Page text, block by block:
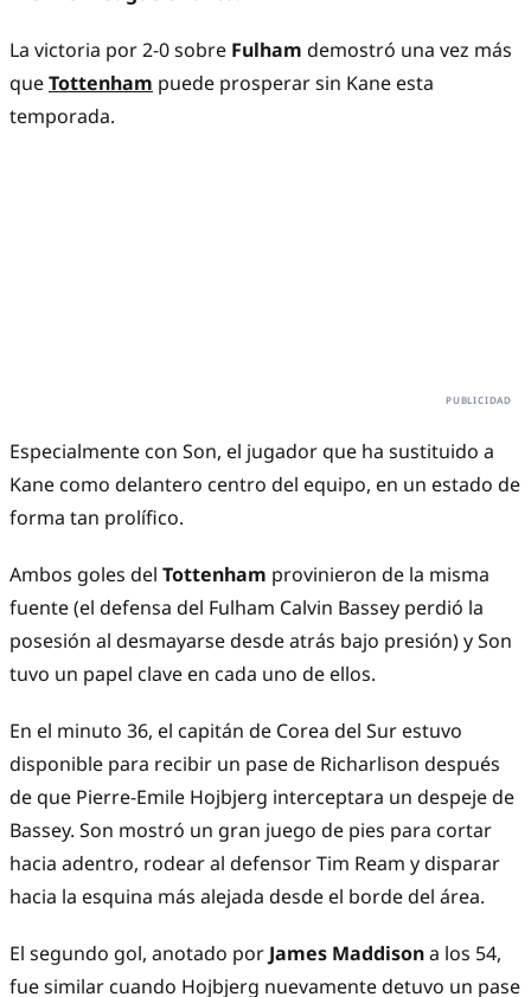
La victoria por 2-0 sobre Fulham demostró una vez más
queTottenham puede prosperar sin Kane esta
temporada.
Especialmente con Son, el jugador que ha sustituido a
Kane como delantero centro del equipo, en un estado de
forma tan prolífico.
Ambos goles del Tottenham provinieron de la misma
fuente (el defensa del Fulham Calvin Bassey perdió la
posesión al desmayarse desde atrás bajo presión) y Son
tuvo un papel clave en cada uno de ellos.
En el minuto 36, el capitán de Corea del Sur estuvo
disponible para recibir un pase de Richarlison después
de que Pierre-Emile Hojbjerg interceptara un despeje de
Bassey. Son mostró un gran juego de pies para cortar
hacia adentro, rodear al defensor Tim Ream y disparar
hacia la esquina más alejada desde el borde del área.
El segundo gol, anotado por James Maddisona los 54,
fue similar cuando Hojbjerg nuevamente detuvo un pase